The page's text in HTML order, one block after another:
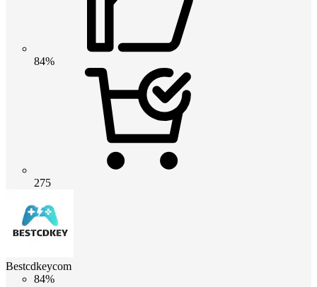
84%
275
Bestcdkeycom
84%